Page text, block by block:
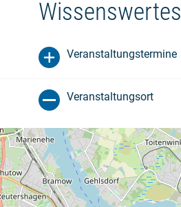
Wissenswertes
Veranstaltungstermine
Veranstaltungsort